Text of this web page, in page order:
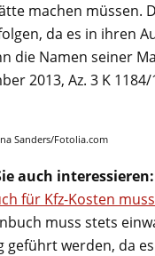
machen müssen.
da es in ihren
die Namen seiner
2013, Az. 3 K 1184/
Sanders/Fotolia.com
auch interessieren:
für Kfz-Kosten
muss stets
geführt werden, da